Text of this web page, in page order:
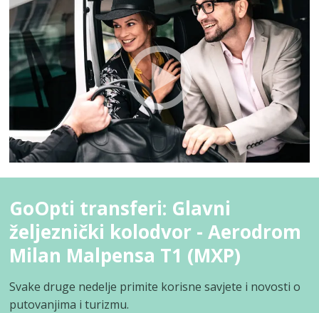
GoOpti transferi: Glavni
željeznički kolodvor - Aerodrom
Milan Malpensa T1 (MXP)
Svake druge nedelje primite korisne savjete i novosti o
putovanjima i turizmu.